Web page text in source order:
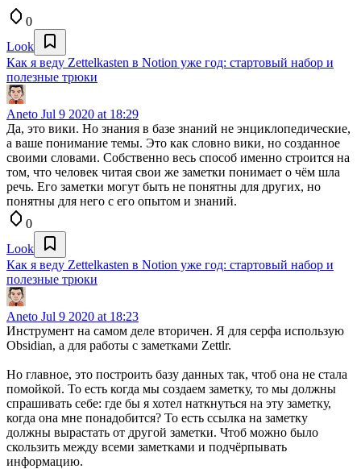
0
Look
Как я веду Zettelkasten в Notion уже год: стартовый набор и
полезные трюки
Aneto Jul 9 2020 at 18:29
Да, это вики. Но знания в базе знаний не энциклопедические,
а ваше понимание темы. Это как словно вики, но созданное
своими словами. Собственно весь способ именно строится на
том, что человек читая свои же заметки понимает о чём шла
речь. Его заметки могут быть не понятны для других, но
понятны для него с его опытом и знаний.
0
Look
Как я веду Zettelkasten в Notion уже год: стартовый набор и
полезные трюки
Aneto Jul 9 2020 at 18:23
Инструмент на самом деле вторичен. Я для серфа использую
Obsidian, а для работы с заметками Zettlr.
Но главное, это построить базу данных так, чтоб она не стала
помойкой. То есть когда мы создаем заметку, то мы должны
спрашивать себе: где бы я хотел наткнуться на эту заметку,
когда она мне понадобится? То есть ссылка на заметку
должны вырастать от другой заметки. Чтоб можно было
скользить между всеми заметками и подчёрпывать
информацию.